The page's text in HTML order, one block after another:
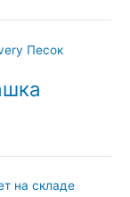
на складе